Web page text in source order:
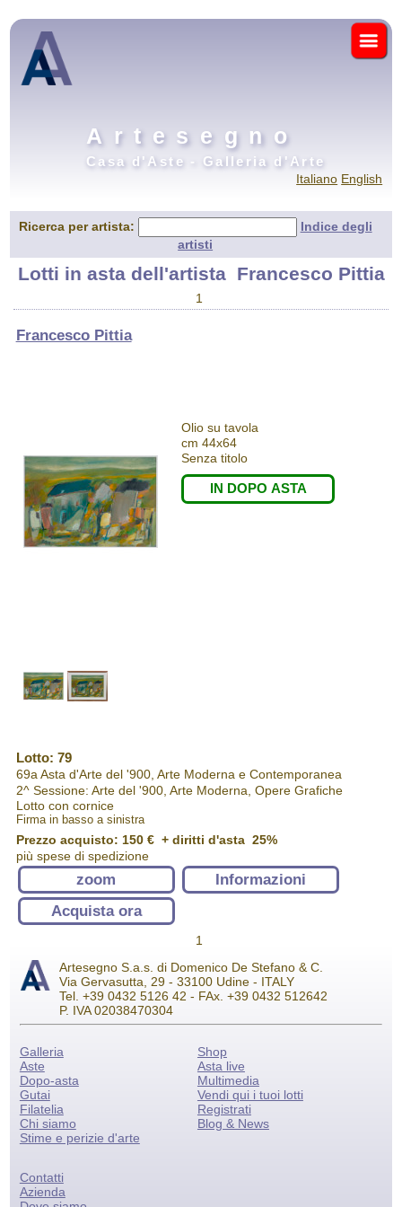
Artesegno
Casa d'Aste - Galleria d'Arte
Italiano English
Ricerca per artista:
Indice degli
artisti
Lotti in asta dell'artista Francesco Pittia
1
Francesco Pittia
Olio su tavola
cm 44x64
Senza titolo
IN DOPO ASTA
Lotto: 79
69a Asta d'Arte del '900, Arte Moderna e Contemporanea
2^ Sessione: Arte del '900, Arte Moderna, Opere Grafiche
Lotto con cornice
Firma in basso a sinistra
Prezzo acquisto: 150 €+ diritti d'asta 25%
più spese di spedizione
zoom
Informazioni
Acquista ora
1
Artesegno S.a.s. di Domenico De Stefano & C.
Via Gervasutta, 29 - 33100 Udine - ITALY
Tel. +39 0432 5126 42 - FAx. +39 0432 512642
P. IVA 02038470304
Galleria
Aste
Dopo-asta
Gutai
Filatelia
Chi siamo
Stime e perizie d'arte
Shop
Asta live
Multimedia
Vendi qui i tuoi lotti
Registrati
Blog & News
Contatti
Azienda